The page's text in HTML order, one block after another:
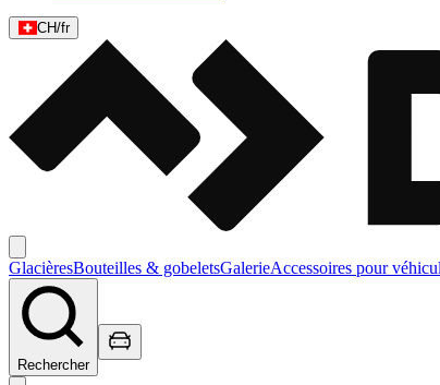
CH/fr
GlacièresBouteilles & gobeletsGalerieAccessoires pour
Rechercher